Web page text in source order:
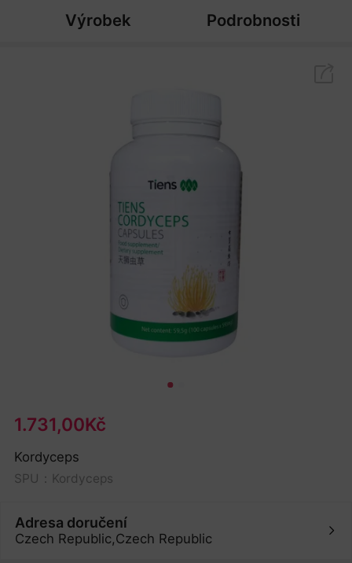
Výrobek Podrobnosti
1.731,00Kč
Kordyceps
SPU：Kordyceps
Adresa doručení
Czech Republic,Czech Republic